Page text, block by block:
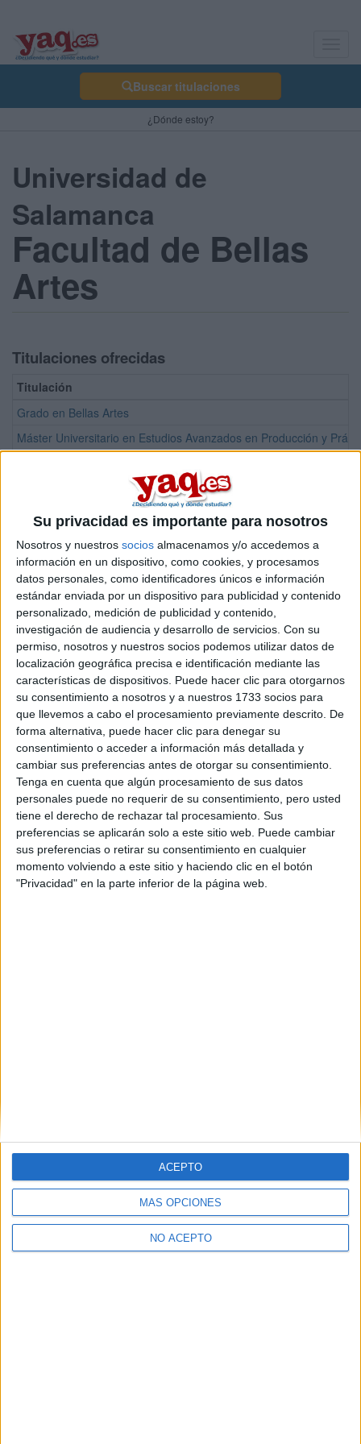
Su privacidad es importante para nosotros
Nosotros y nuestros socios almacenamos y/o accedemos a
información en un dispositivo, como cookies, y procesamos
datos personales, como identificadores únicos e información
estándar enviada por un dispositivo para publicidad y contenido
personalizado, medición de publicidad y contenido,
investigación de audiencia y desarrollo de servicios. Con su
permiso, nosotros y nuestros socios podemos utilizar datos de
localización geográfica precisa e identificación mediante las
características de dispositivos. Puede hacer clic para otorgarnos
su consentimiento a nosotros y a nuestros 1733 socios para
que llevemos a cabo el procesamiento previamente descrito. De
forma alternativa, puede hacer clic para denegar su
consentimiento o acceder a información más detallada y
cambiar sus preferencias antes de otorgar su consentimiento.
Tenga en cuenta que algún procesamiento de sus datos
personales puede no requerir de su consentimiento, pero usted
tiene el derecho de rechazar tal procesamiento. Sus
preferencias se aplicarán solo a este sitio web. Puede cambiar
sus preferencias o retirar su consentimiento en cualquier
momento volviendo a este sitio y haciendo clic en el botón
"Privacidad" en la parte inferior de la página web.
MÁS OPCIONES
NO ACEPTO
ACEPTO
Buscar titulaciones
¿Dónde estoy?
Universidad de
Salamanca
Facultad de Bellas
Artes
Titulaciones ofrecidas
Titulación
Grado en Bellas Artes
Máster Universitario en Estudios Avanzados en Producción y
¡Síguenos en Facebook!
Contactar
Avda. de la Merced, s/n
37005 Salamanca
Salamanca
Tel:923 294 622
Fax:923 294 603
Leaflet|©OpenStreetMap